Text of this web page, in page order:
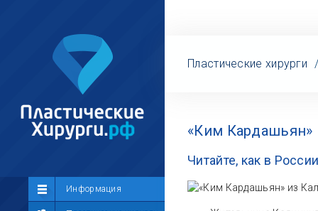
Информация
Сообщество
Пластические хирурги
«Ким Кардашьян»
Читайте, как в